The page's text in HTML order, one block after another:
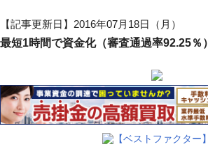
テ
ン
ツ
動
【記事更新日】2016年07月18日（月）
最短1時間で資金化（審査通過率92.25％）
【ベストファクター】